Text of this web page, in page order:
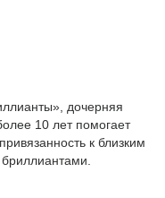
дочерняя
10 лет помогает
к близким